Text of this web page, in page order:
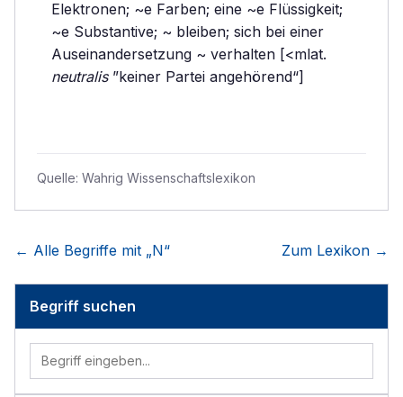
Elektronen; ~e Farben; eine ~e Flüssigkeit;
~e Substantive; ~ bleiben; sich bei einer
Auseinandersetzung ~ verhalten [<mlat.
neutralis”keiner Partei angehörend“]
Quelle: Wahrig Wissenschaftslexikon
← Alle Begriffe mit „N“ Zum Lexikon →
Begriff suchen